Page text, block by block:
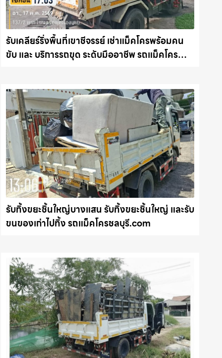
รับเคลียร์ริ่งพื้นที่เขาชีจรรย์ เช่าแม็คโครพร้อมคน
ขับ และ บริการรถขุด ระดับมืออาชีพ รถแม็คโคร
รับทิ้งขยะชิ้นใหญ่บางแสน รับทิ้งขยะชิ้นใหญ่ และรับ
ขนของเก่าไปทิ้ง รถแม็คโครชลบุรี.com